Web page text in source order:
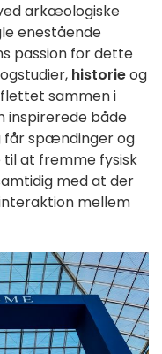
arkæologiske
enestående
passion for dette
historieog
flettet sammen i
inspirerede både
får spændinger og
til at fremme fysisk
med at der
mellem